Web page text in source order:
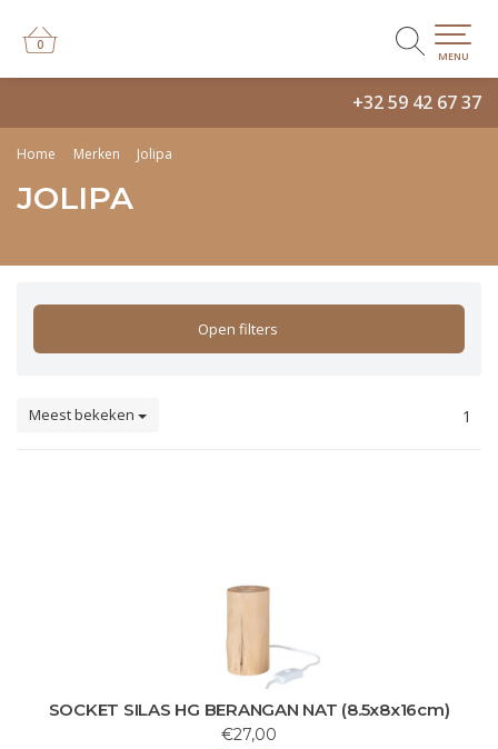
+32 59 42 67 37
0
0
MENU
Home Merken Jolipa
JOLIPA
Open filters
Meest bekeken 1
SOCKET SILAS HG BERANGAN NAT (8.5x8x16cm)
€27,00